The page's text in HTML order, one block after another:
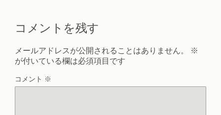
コメントを残す
メールアドレスが公開されることはありません。
※
が付いている欄は必須項目です
コメント ※